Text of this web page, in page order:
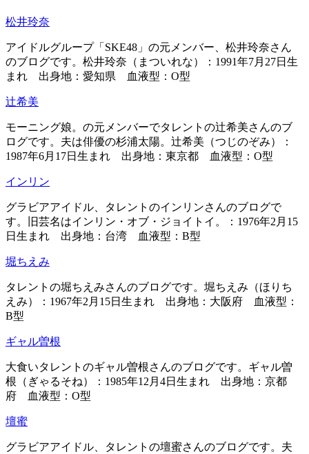
松井玲奈
アイドルグループ「SKE48」の元メンバー、松井玲奈さん
のブログです。松井玲奈（まついれな）：1991年7月27日生
まれ 出身地：愛知県 血液型：O型
辻希美
モーニング娘。の元メンバーでタレントの辻希美さんのブ
ログです。夫は俳優の杉浦太陽。辻希美（つじのぞみ）：
1987年6月17日生まれ 出身地：東京都 血液型：O型
インリン
グラビアアイドル、タレントのインリンさんのブログで
す。旧芸名はインリン・オブ・ジョイトイ。：1976年2月15
日生まれ 出身地：台湾 血液型：B型
堀ちえみ
タレントの堀ちえみさんのブログです。堀ちえみ（ほりち
えみ）：1967年2月15日生まれ 出身地：大阪府 血液型：
B型
ギャル曽根
大食いタレントのギャル曽根さんのブログです。ギャル曽
根（ぎゃるそね）：1985年12月4日生まれ 出身地：京都
府 血液型：O型
壇蜜
グラビアアイドル、タレントの壇蜜さんのブログです。夫